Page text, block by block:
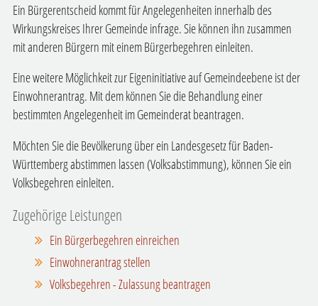
Ein Bürgerentscheid kommt für Angelegenheiten innerhalb des
Wirkungskreises Ihrer Gemeinde infrage. Sie können ihn zusammen
mit anderen Bürgern mit einem Bürgerbegehren einleiten.
Eine weitere Möglichkeit zur Eigeninitiative auf Gemeindeebene ist der
Einwohnerantrag. Mit dem können Sie die Behandlung einer
bestimmten Angelegenheit im Gemeinderat beantragen.
Möchten Sie die Bevölkerung über ein Landesgesetz für Baden-
Württemberg abstimmen lassen (Volksabstimmung), können Sie ein
Volksbegehren einleiten.
Zugehörige Leistungen
Ein Bürgerbegehren einreichen
Einwohnerantrag stellen
Volksbegehren - Zulassung beantragen